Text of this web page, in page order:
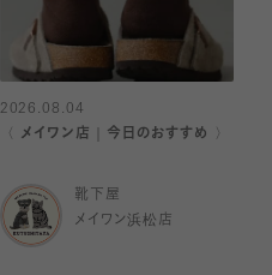
2026.08.04
〈 メイワン店｜今日のおすすめ 〉
靴下屋
メイワン浜松店